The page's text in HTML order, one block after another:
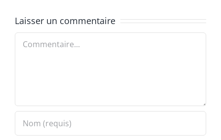
Laisser un commentaire
Commentaire